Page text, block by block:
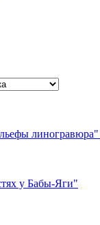
у Бабы-Яги"